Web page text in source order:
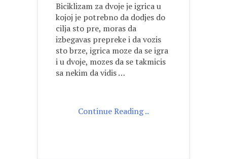
Biciklizam za dvoje je igrica u
kojoj je potrebno da dodjes do
cilja sto pre, moras da
izbegavas prepreke i da vozis
sto brze, igrica moze da se igra
i u dvoje, mozes da se takmicis
sa nekim da vidis …
Continue Reading ..